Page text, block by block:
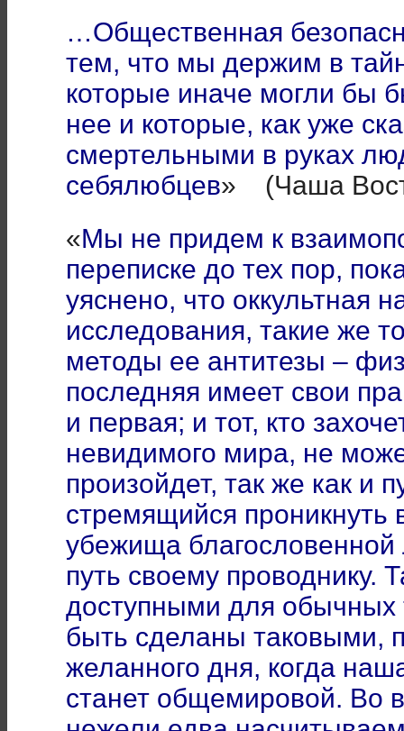
…Общественная
тем, что мы держим в
которые иначе могли бы
нее и которые, как уже
смертельными в руках
себялюбцев» (Чаша
«Мы не придем к
переписке до тех пор,
уяснено, что оккультная
исследования, такие же
методы ее антитезы –
последняя имеет свои
и первая; и тот, кто
невидимого мира, не
произойдет, так же как и
стремящийся проникнуть
убежища
путь своему проводнику.
доступными для обычных
быть сделаны таковыми,
желанного дня, когда
станет общемировой. Во